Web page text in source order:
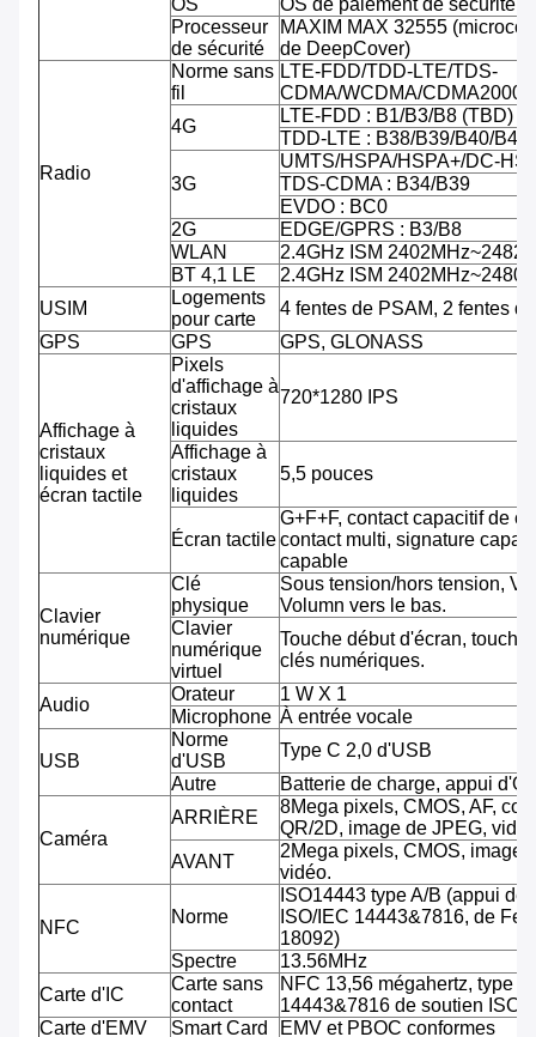
OS
OS de paiement de sécurité
Processeur
de sécurité
MAXIM MAX 32555
de DeepCover)
Radio
Norme sans
fil
LTE-FDD/TDD-LTE/TDS-
CDMA/WCDMA/CDMA2000/
4G
LTE-FDD : B1/B3/B8 (TBD)
TDD-LTE : B38/B39/B40/B41
3G
UMTS/HSPA/HSPA+/DC-
TDS-CDMA : B34/B39
EVDO : BC0
2G
EDGE/GPRS : B3/B8
WLAN
2.4GHz ISM
BT 4,1 LE
2.4GHz ISM
USIM
Logements
pour carte
4 fentes de PSAM, 2 fentes
GPS
GPS GPS, GLONASS
Affichage à
cristaux
liquides et
écran tactile
Pixels
d'affichage à
cristaux
liquides
720*1280 IPS
Affichage à
cristaux
liquides
5,5 pouces
Écran tactile
G+F+F, contact capacitif de
contact multi, signature
capable
Clavier
numérique
Clé
physique
Sous tension/hors tension,
Volumn vers le bas.
Clavier
numérique
virtuel
Touche début d'écran, touche
clés numériques.
Audio
Orateur
1 W X 1
Microphone À entrée vocale
USB
Norme
d'USB
Type C 2,0 d'USB
Autre
Batterie de charge, appui
Caméra
ARRIÈRE
8Mega pixels, CMOS, AF,
QR/2D, image de JPEG,
AVANT
2Mega pixels, CMOS, image
vidéo.
NFC
Norme
ISO14443 type A/B (appui de
ISO/IEC 14443&7816, de
18092)
Spectre
13.56MHz
Carte d'IC
Carte sans
contact
NFC 13,56 mégahertz, type
14443&7816 de soutien ISO/
Carte d'EMV
Smart Card EMV et PBOC conformes